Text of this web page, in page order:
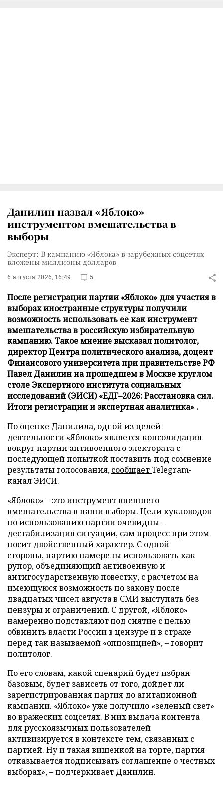
Данилин назвал «Яблоко»
инструментом вмешательства в
выборы
Эксперт: В кампанию «Яблока» в зарубежных соцсетях
вложены миллионы долларов
6 августа 2026, 16:49 5
После регистрации партии «Яблоко» для участия в
выборах иностранные структуры получили
возможность использовать ее как инструмент
вмешательства в российскую избирательную
кампанию. Такое мнение высказал политолог,
директор Центра политического анализа, доцент
Финансового университета при правительстве РФ
Павел Данилин на прошедшем в Москве круглом
столе Экспертного института социальных
исследований (ЭИСИ) «ЕДГ–2026: Расстановка сил.
Итоги регистрации и экспертная аналитика» .
По оценке Данилила, одной из целей
деятельности «Яблоко» является консолидация
вокруг партии антивоенного электората с
последующей попыткой поставить под сомнение
результаты голосования, сообщаетTelegram-
канал ЭИСИ.
«Яблоко» – это инструмент внешнего
вмешательства в наши выборы. Цели кукловодов
по использованию партии очевидны –
дестабилизация ситуации, сам процесс при этом
носит двойственный характер. С одной
стороны, партию намерены использовать как
рупор, объединяющий антивоенную и
антигосударственную повестку, с расчетом на
имеющуюся возможность по закону после
двадцатых чисел августа в СМИ выступать без
цензуры и ограничений. С другой, «Яблоко»
намеренно подставляют под снятие с целью
обвинить власти России в цензуре и в страхе
перед так называемой «оппозицией», – говорит
политолог.
По его словам, какой сценарий будет избран
базовым, будет зависеть от того, дойдет ли
зарегистрированная партия до агитационной
кампании. «Яблоко» уже получило «зеленый свет»
во вражеских соцсетях. В них выдача контента
для русскоязычных пользователей
активизируется в контексте тем, связанных с
партией. Ну и такая вишенкой на торте, партия
отказывается подписывать соглашение о честных
выборах», – подчеркивает Данилин.